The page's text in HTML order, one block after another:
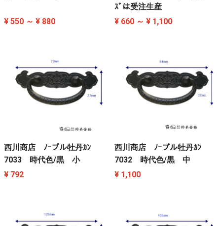
¥ 550 ～ ¥ 880
ｽﾞは受注生産
¥ 660 ～ ¥ 1,100
西川商店 ﾉｰブル牡丹ｶﾝ
7033 時代色/黒 小
¥ 792
西川商店 ﾉｰブル牡丹ｶﾝ
7032 時代色/黒 中
¥ 1,100